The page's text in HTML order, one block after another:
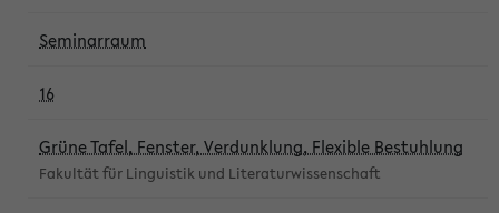
Seminarraum
16
Grüne Tafel, Fenster, Verdunklung, Flexible Bestuhlung
Fakultät für Linguistik und Literaturwissenschaft